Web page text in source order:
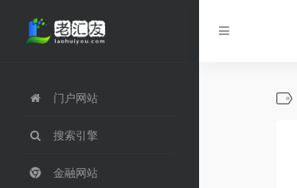
门户网站
搜索引擎
金融网站